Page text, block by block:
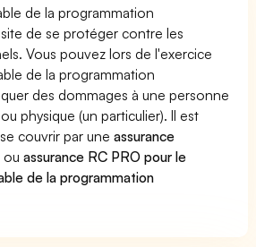
de la programmation
de se protéger contre les
Vous pouvez lors de l'exercice
de la programmation
des dommages à une personne
physique (un particulier). Il est
couvrir par uneassurance
ouassurance RC PRO pour le
de la programmation